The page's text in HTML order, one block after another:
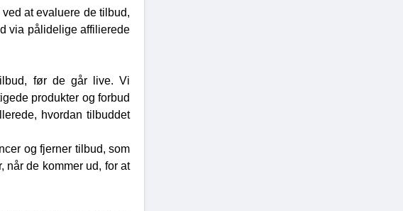
at evaluere de tilbud,
via pålidelige affilierede
før de går live. Vi
produkter og forbud
hvordan tilbuddet
og fjerner tilbud, som
de kommer ud, for at